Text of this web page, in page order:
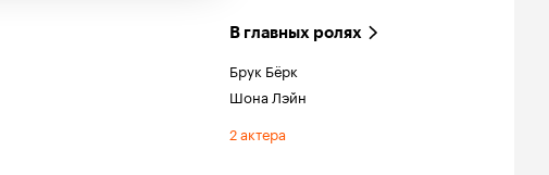
В главных ролях
Брук Бёрк
Шона Лэйн
2 актера